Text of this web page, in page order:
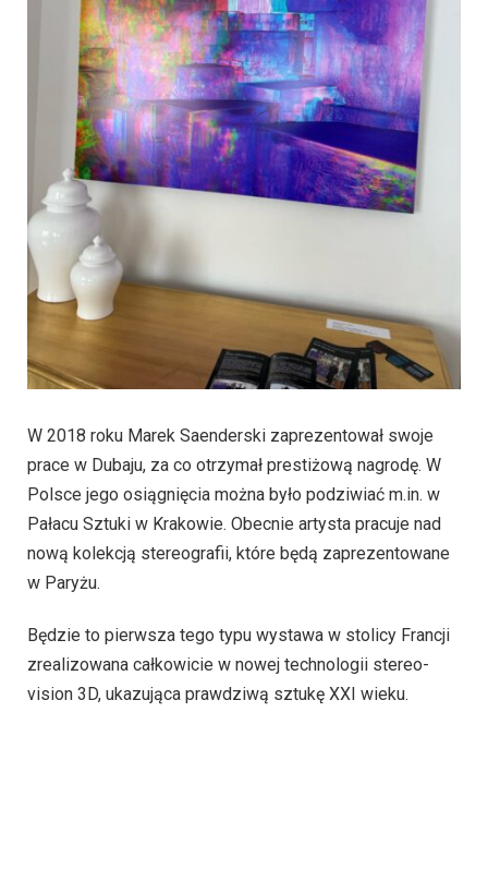
W 2018 roku Marek Saenderski zaprezentował swoje
prace w Dubaju, za co otrzymał prestiżową nagrodę. W
Polsce jego osiągnięcia można było podziwiać m.in. w
Pałacu Sztuki w Krakowie. Obecnie artysta pracuje nad
nową kolekcją stereografii, które będą zaprezentowane
w Paryżu.
Będzie to pierwsza tego typu wystawa w stolicy Francji
zrealizowana całkowicie w nowej technologii stereo-
vision 3D, ukazująca prawdziwą sztukę XXI wieku.